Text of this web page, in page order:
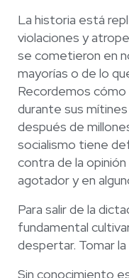
La historia está
violaciones y
se cometieron en
mayorías o de lo
Recordemos cómo
durante sus
después de
socialismo tiene
contra de la
agotador y en
Para salir de la
fundamental
despertar. Tomar la
Sin conocimiento